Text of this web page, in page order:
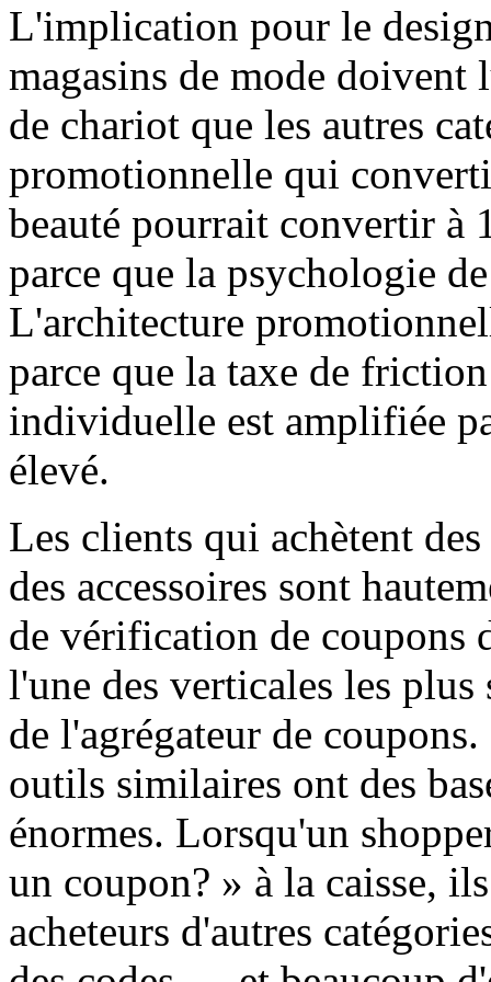
L'implication pour le
magasins de mode
de chariot que les autres
promotionnelle qui
beauté pourrait convertir à
parce que la psychologie
L'architecture
parce que la taxe de
individuelle est amplifiée
élevé.
Les clients qui achètent
des accessoires sont
de vérification de coupons
l'une des verticales les plus
de l'agrégateur de
outils similaires ont des
énormes. Lorsqu'un
un coupon? » à la caisse,
acheteurs d'autres